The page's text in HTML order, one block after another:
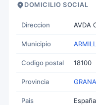
DOMICILIO SOCIAL
Direccion AVDA
Municipio
Codigo postal 18100
Provincia
Pais España